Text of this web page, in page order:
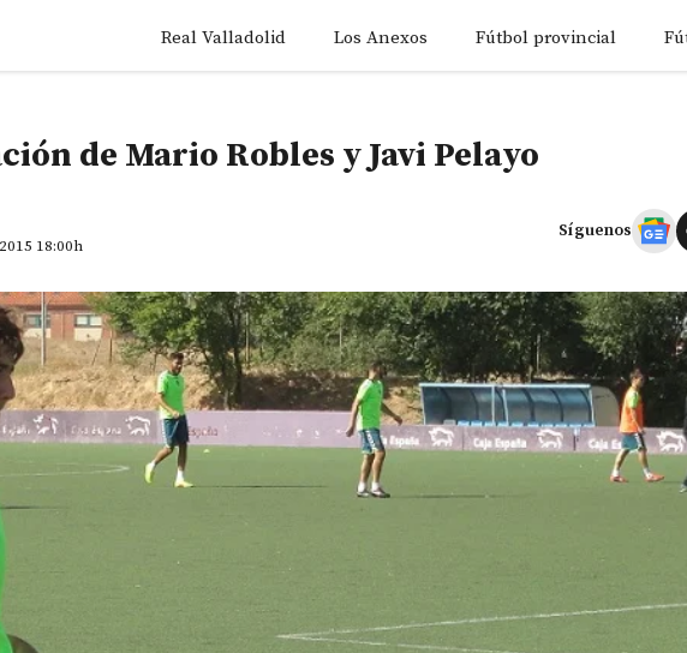
Real Valladolid Los Anexos Fútbol provincial
de Mario Robles y Javi Pelayo
18:00h
Síguenos